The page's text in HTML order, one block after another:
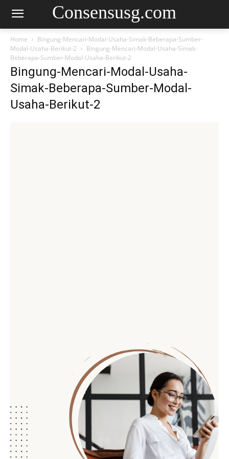
Consensusg.com
Home
Bingung-Mencari-Modal-Usaha-Simak-Beberapa-Sumber-
Modal-Usaha-Berikut-2
Bingung-Mencari-Modal-Usaha-Simak-
Beberapa-Sumber-Modal-Usaha-Berikut-2
Bingung-Mencari-Modal-Usaha-
Simak-Beberapa-Sumber-Modal-
Usaha-Berikut-2